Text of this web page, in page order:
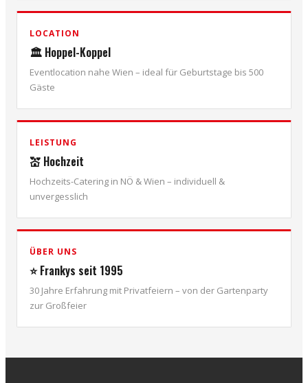
LOCATION
🏛️ Hoppel-Koppel
Eventlocation nahe Wien – ideal für Geburtstage bis 500
Gäste
LEISTUNG
💒 Hochzeit
Hochzeits-Catering in NÖ & Wien – individuell &
unvergesslich
ÜBER UNS
⭐ Frankys seit 1995
30 Jahre Erfahrung mit Privatfeiern – von der Gartenparty
zur Großfeier